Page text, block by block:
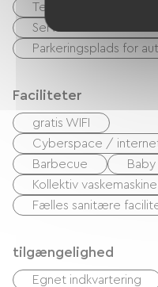
Teenager klub
Serviceområde for
Parkeringsplads for
Faciliteter
gratis WIFI
Cyberspace /
Barbecue
Kollektiv vaskemaskine
Fælles sanitære
tilgængelighed
Egnet indkvartering